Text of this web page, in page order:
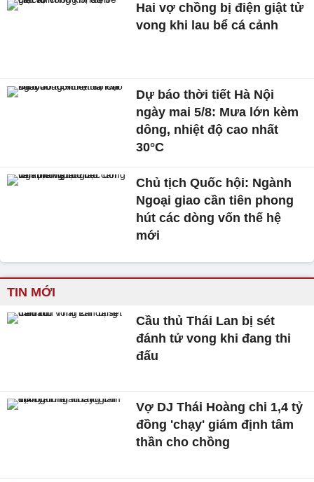
Hai vợ chồng bị điện giật tử
vong khi lau bể cá cảnh
Dự báo thời tiết Hà Nội
ngày mai 5/8: Mưa lớn kèm
dông, nhiệt độ cao nhất
30°C
Chủ tịch Quốc hội: Ngành
Ngoại giao cần tiên phong
hút các dòng vốn thế hệ
mới
TIN MỚI
Cầu thủ Thái Lan bị sét
đánh tử vong khi đang thi
đấu
Vợ DJ Thái Hoàng chi 1,4 tỷ
đồng 'chạy' giám định tâm
thần cho chồng